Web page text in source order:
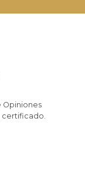
Opiniones
certificado